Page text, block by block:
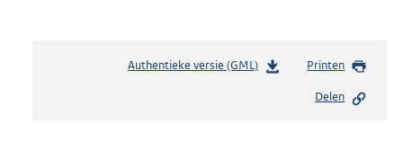
Authentieke versie (GML)b
Printen
Delen